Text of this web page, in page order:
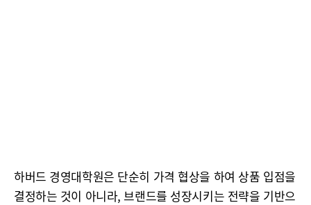
하버드 경영대학원은 단순히 가격 협상을 하여 상품 입점을
결정하는 것이 아니라, 브랜드를 성장시키는 전략을 기반으